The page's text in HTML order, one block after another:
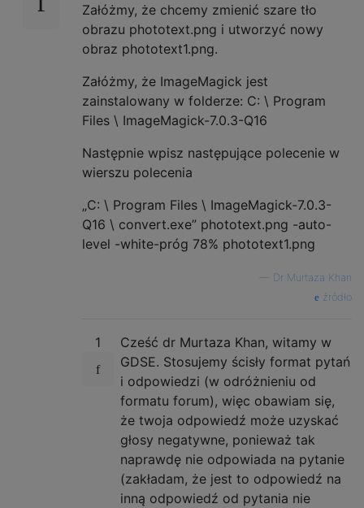
Załóżmy, że chcemy zmienić szare tło
obrazu phototext.png i utworzyć nowy
obraz phototext1.png.
Załóżmy, że ImageMagick jest
zainstalowany w folderze: C: \ Program
Files \ ImageMagick-7.0.3-Q16
Następnie wpisz następujące polecenie w
wierszu polecenia
„C: \ Program Files \ ImageMagick-7.0.3-
Q16 \ convert.exe” phototext.png -auto-
level -white-próg 78% phototext1.png
Dr Murtaza Khan
źródło
1
Cześć dr Murtaza Khan, witamy w
GDSE. Stosujemy ścisły format pytań
i odpowiedzi (w odróżnieniu od
formatu forum), więc obawiam się,
że twoja odpowiedź może uzyskać
głosy negatywne, ponieważ tak
naprawdę nie odpowiada na pytanie
(zakładam, że jest to odpowiedź na
inną odpowiedź od pytania nie